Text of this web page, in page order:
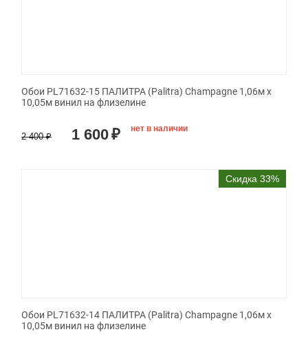
Обои PL71632-15 ПАЛИТРА (Palitra) Champagne 1,06м х
10,05м винил на флизелине
2 400 ₽ 1 600₽ нет в наличии
Скидка 33%
Обои PL71632-14 ПАЛИТРА (Palitra) Champagne 1,06м х
10,05м винил на флизелине